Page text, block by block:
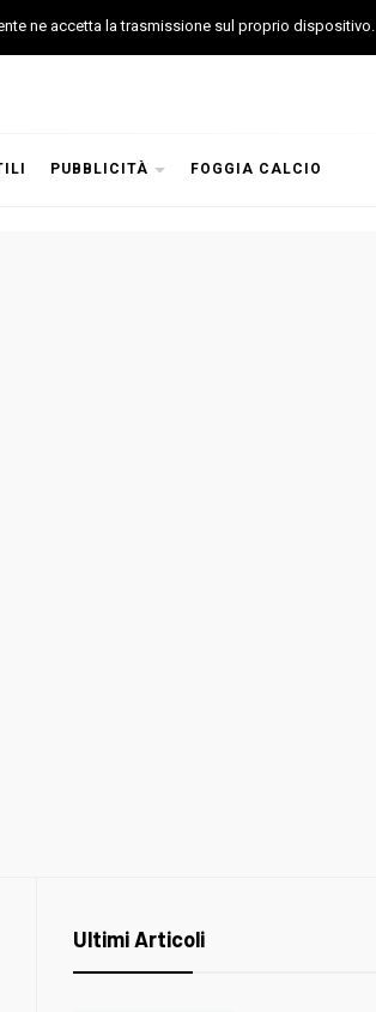
PUBBLICITÀ FOGGIA CALCIO
Ultimi Articoli
ne accetta la trasmissione sul proprio dispositivo.